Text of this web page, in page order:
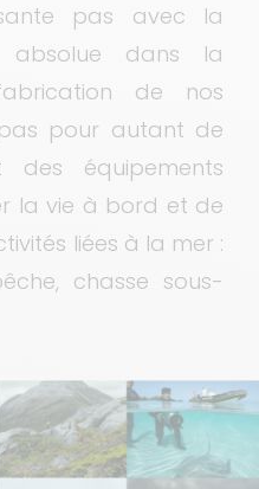
pas avec la
absolue dans la
de nos
pour autant de
des équipements
la vie à bord et de
liées à la mer :
chasse sous-